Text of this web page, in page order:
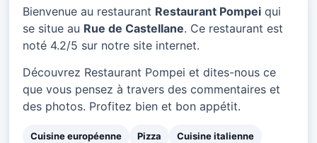
Bienvenue au restaurant Restaurant Pompei qui
se situe au Rue de Castellane. Ce restaurant est
noté 4.2/5 sur notre site internet.
Découvrez Restaurant Pompei et dites-nous ce
que vous pensez à travers des commentaires et
des photos. Profitez bien et bon appétit.
Cuisine européenne Pizza Cuisine italienne